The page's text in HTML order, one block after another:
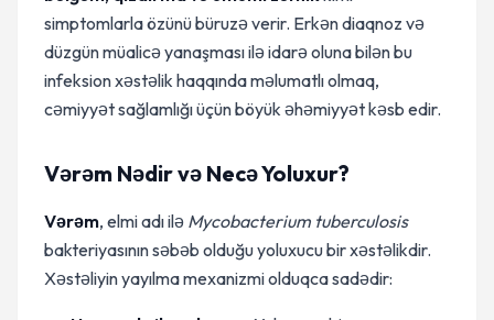
simptomlarla özünü büruzə verir. Erkən diaqnoz və
düzgün müalicə yanaşması ilə idarə oluna bilən bu
infeksion xəstəlik haqqında məlumatlı olmaq,
cəmiyyət sağlamlığı üçün böyük əhəmiyyət kəsb edir.
Vərəm Nədir və Necə Yoluxur?
Vərəm, elmi adı ilə Mycobacterium tuberculosis
bakteriyasının səbəb olduğu yoluxucu bir xəstəlikdir.
Xəstəliyin yayılma mexanizmi olduqca sadədir: